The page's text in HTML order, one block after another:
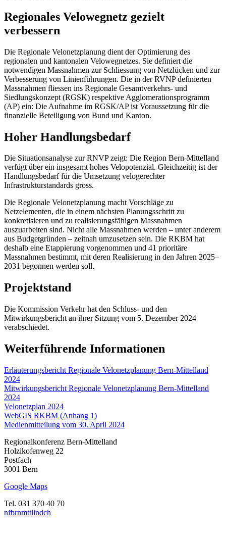
Regionales Velowegnetz gezielt
verbessern
Die Regionale Velonetzplanung dient der Optimierung des
regionalen und kantonalen Velowegnetzes. Sie definiert die
notwendigen Massnahmen zur Schliessung von Netzlücken und zur
Verbesserung von Linienführungen. Die in der RVNP definierten
Massnahmen fliessen ins Regionale Gesamtverkehrs- und
Siedlungskonzept (RGSK) respektive Agglomerationsprogramm
(AP) ein: Die Aufnahme im RGSK/AP ist Voraussetzung für die
finanzielle Beteiligung von Bund und Kanton.
Hoher Handlungsbedarf
Die Situationsanalyse zur RNVP zeigt: Die Region Bern-Mittelland
verfügt über ein insgesamt hohes Velopotenzial. Gleichzeitig ist der
Handlungsbedarf für die Umsetzung velogerechter
Infrastrukturstandards gross.
Die Regionale Velonetzplanung macht Vorschläge zu
Netzelementen, die in einem nächsten Planungsschritt zu
konkretisieren und zu realisierungsfähigen Massnahmen
auszuarbeiten sind. Nicht alle Massnahmen werden – unter anderem
aus Budgetgründen – zeitnah umzusetzen sein. Die RKBM hat
deshalb eine Etappierung vorgenommen und 41 prioritäre
Massnahmen bestimmt, mit deren Realisierung in den Jahren 2025–
2031 begonnen werden soll.
Projektstand
Die Kommission Verkehr hat den Schluss- und den
Mitwirkungsbericht an ihrer Sitzung vom 5. Dezember 2024
verabschiedet.
Weiterführende Informationen
Erläuterungsbericht Regionale Velonetzplanung Bern-Mittelland
2024
Mitwirkungsbericht Regionale Velonetzplanung Bern-Mittelland
2024
Velonetzplan 2024
WebGIS RKBM (Anhang 1)
Medienmitteilung vom 30. April 2024
Regionalkonferenz Bern-Mittelland
Holzikofenweg 22
Postfach
3001 Bern
Google Maps
Tel. 031 370 40 70
nfbrnmttllndch